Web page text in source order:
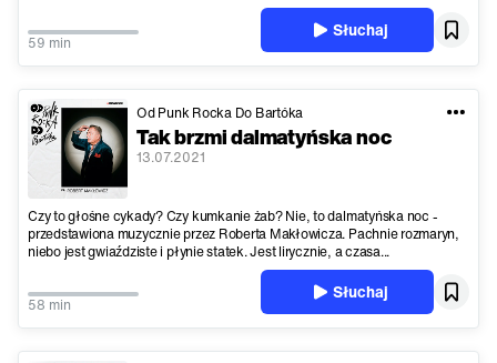
59 min
Słuchaj
Od Punk Rocka Do Bartóka
Tak brzmi dalmatyńska noc
13.07.2021
Czy to głośne cykady? Czy kumkanie żab? Nie, to dalmatyńska noc -
przedstawiona muzycznie przez Roberta Makłowicza. Pachnie rozmaryn,
niebo jest gwiaździste i płynie statek. Jest lirycznie, a czasa...
58 min
Słuchaj